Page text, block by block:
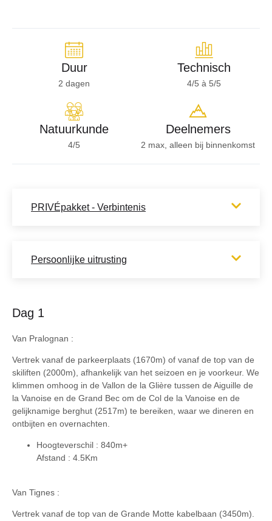
Duur
2 dagen
Technisch
4/5 à 5/5
Natuurkunde
4/5
Deelnemers
2 max, alleen bij binnenkomst
PRIVÉpakket - Verbintenis
Persoonlijke uitrusting
Dag 1
Van Pralognan :
Vertrek vanaf de parkeerplaats (1670m) of vanaf de top van de
skiliften (2000m), afhankelijk van het seizoen en je voorkeur. We
klimmen omhoog in de Vallon de la Glière tussen de Aiguille de
la Vanoise en de Grand Bec om de Col de la Vanoise en de
gelijknamige berghut (2517m) te bereiken, waar we dineren en
ontbijten en overnachten.
Hoogteverschil : 840m+
Afstand : 4.5Km
Van Tignes :
Vertrek vanaf de top van de Grande Motte kabelbaan (3450m).